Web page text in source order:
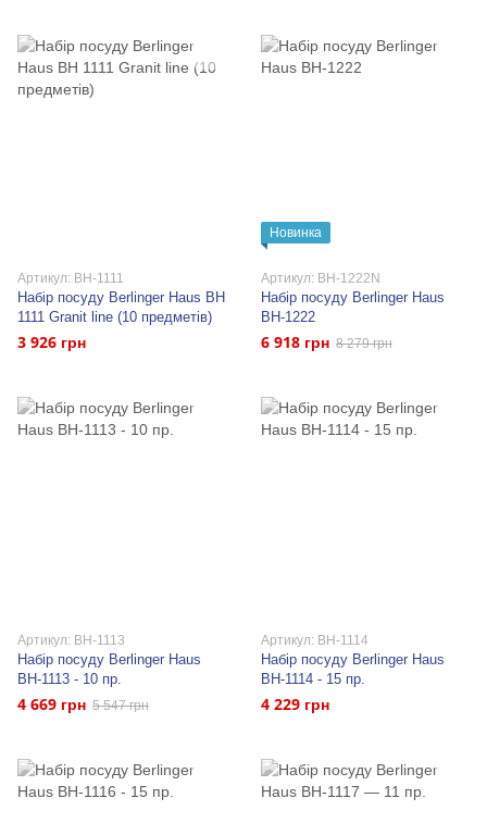
Артикул: BH-1111
Набір посуду Berlinger Haus BH
1111 Granit line (10 предметів)
3 926 грн
Новинка
Артикул: BH-1222N
Набір посуду Berlinger Haus
BH-1222
6 918 грн 8 279 грн
Артикул: BH-1113
Набір посуду Berlinger Haus
BH-1113 - 10 пр.
4 669 грн 5 547 грн
Артикул: BH-1114
Набір посуду Berlinger Haus
BH-1114 - 15 пр.
4 229 грн